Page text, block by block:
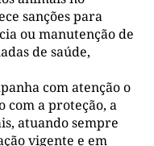
sanções para
ou manutenção de
de saúde,
com atenção o
com a proteção, a
atuando sempre
vigente e em